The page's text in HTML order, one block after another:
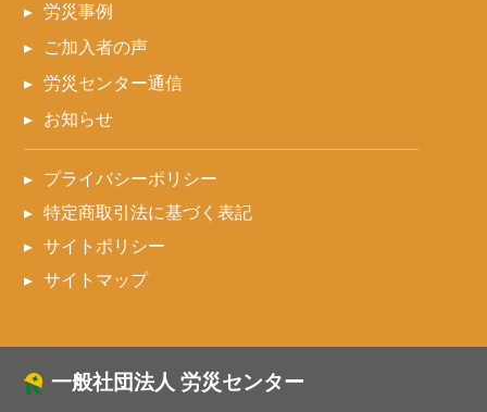
労災事例
ご加入者の声
労災センター通信
お知らせ
プライバシーポリシー
特定商取引法に基づく表記
サイトポリシー
サイトマップ
一般社団法人 労災センター